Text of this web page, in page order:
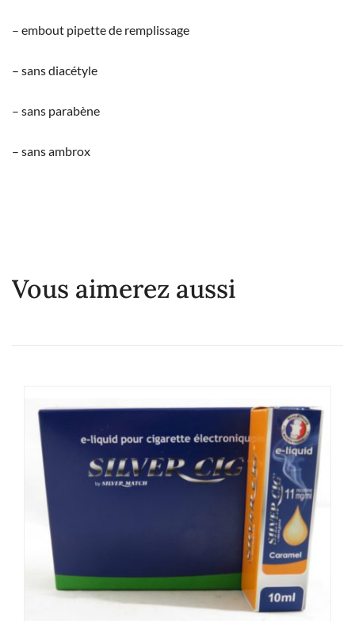
– embout pipette de remplissage
– sans diacétyle
– sans parabène
– sans ambrox
Vous aimerez aussi